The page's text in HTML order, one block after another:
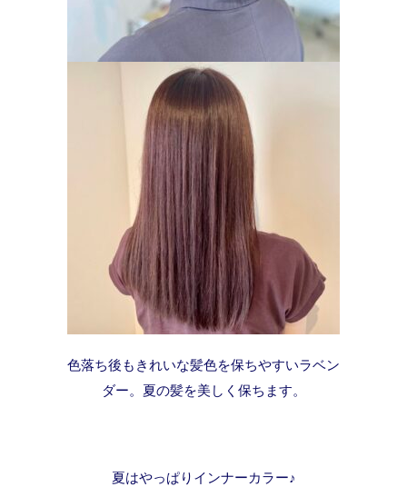
色落ち後もきれいな髪色を保ちやすいラベン
ダー。夏の髪を美しく保ちます。
夏はやっぱりインナーカラー♪